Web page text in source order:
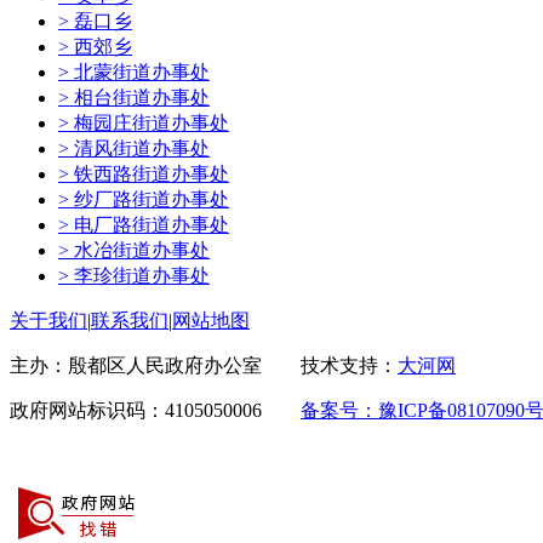
> 磊口乡
> 西郊乡
> 北蒙街道办事处
> 相台街道办事处
> 梅园庄街道办事处
> 清风街道办事处
> 铁西路街道办事处
> 纱厂路街道办事处
> 电厂路街道办事处
> 水冶街道办事处
> 李珍街道办事处
关于我们|联系我们|网站地图
主办：殷都区人民政府办公室 技术支持： 大河网
政府网站标识码：4105050006 备案号：豫ICP备08107090